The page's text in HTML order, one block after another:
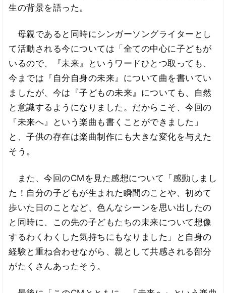
生の背景を語った。
母親であると同時にシンガーソングライターとし
て活動される今については「全ての中心に子どもが
いるので、『未来』というワードひとつ取っても、
今までは『自分自身の未来』について曲を書いてい
ましたが、今は『子どもの未来』についても、自然
と意識するようになりました。だからこそ、今回の
『未来へ』という楽曲も書くことができました」
と、子供の存在は楽曲制作にも大きな変化を与えた
そう。
また、今回のCMを見た感想について「感動しまし
た！自分の子どもが生まれた瞬間のことや、初めて
歩いた日のことなど、色んなシーンを思い出したの
と同時に、この先の子どもたちの未来について想像
するわくわくした気持ちにもなりました」と自身の
経験と重ね合わせながら、親として共感される部分
がたくさんあったそう。